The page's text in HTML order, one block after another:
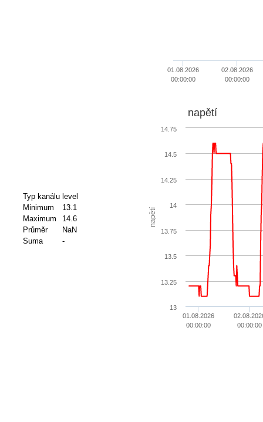
01.08.2026
00:00:00
02.08.2026
00:00:00
Typ kanálu level
Minimum
13.1
Maximum
14.6
Průměr
NaN
Suma
-
napětí
napětí
01.08.2026
00:00:00
00:00:00
13
13.25
13.5
13.75
14
14.25
14.5
14.75